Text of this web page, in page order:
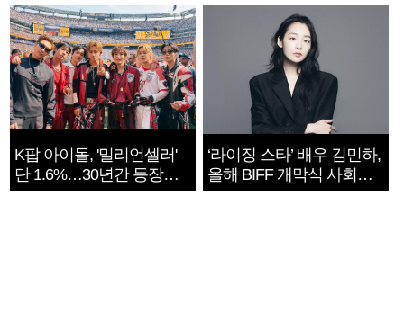
K팝 아이돌, '밀리언셀러'
단 1.6%…30년간 등장
1182개팀 전수조사
‘라이징 스타’ 배우 김민하,
올해 BIFF 개막식 사회자
확정